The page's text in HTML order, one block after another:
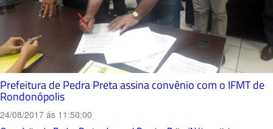
Prefeitura de Pedra Preta assina convênio com o IFMT de
Rondonópolis
24/08/2017 ás 11:50:00